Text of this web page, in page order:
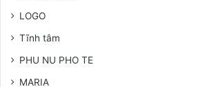
LOGO
Tĩnh tâm
PHU NU PHO TE
MARIA